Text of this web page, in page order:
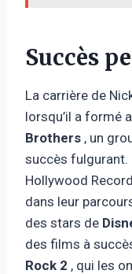
Succès
La carrière de
lorsqu’il a formé
Brothers , un
succès fulgurant.
Hollywood
dans leur
des stars de
des films à
Rock 2 , qui les